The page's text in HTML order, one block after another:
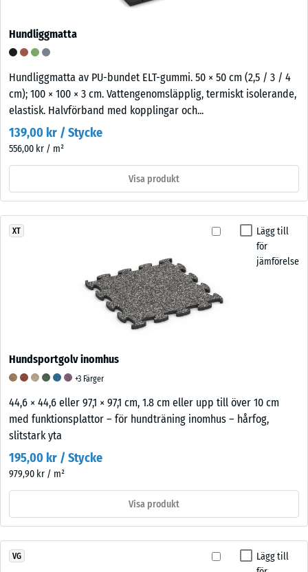
Hundliggmatta
Hundliggmatta av PU-bundet ELT-gummi. 50 × 50 cm (2,5 / 3 / 4
cm); 100 × 100 × 3 cm. Vattengenomsläpplig, termiskt isolerande,
elastisk. Halvförband med kopplingar och...
139,00 kr / Stycke
556,00 kr / m²
Visa produkt
Lägg till
för
jämförelse
XT
Hundsportgolv inomhus
+3 Färger
44,6 × 44,6 eller 97,1 × 97,1 cm, 1.8 cm eller upp till över 10 cm
med funktionsplattor – för hundträning inomhus – hårfog,
slitstark yta
195,00 kr / Stycke
979,90 kr / m²
Visa produkt
Lägg till
VG